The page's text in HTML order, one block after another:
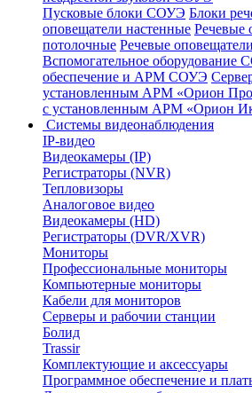
Пусковые блоки СОУЭ Блоки
оповещатели настенные Речевые
потолочные Речевые
Вспомогательное оборудование
обеспечение и АРМ СОУЭ
установленным АРМ «Орион
с установленным АРМ «Орион
Системы видеонаблюдения
IP-видео
Видеокамеры (IP)
Регистраторы (NVR)
Тепловизоры
Аналоговое видео
Видеокамеры (HD)
Регистраторы (DVR/XVR)
Мониторы
Профессиональные мониторы
Компьютерные мониторы
Кабели для мониторов
Серверы и рабочии станции
Болид
Trassir
Комплектующие и аксессуары
Программное обеспечение и